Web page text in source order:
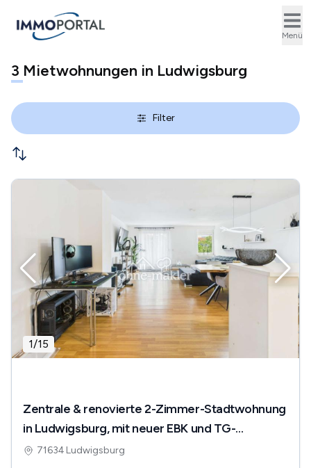
Menü
3 Mietwohnungen in Ludwigsburg
Filter
1/15
Zentrale & renovierte 2-Zimmer-Stadtwohnung
in Ludwigsburg, mit neuer EBK und TG-
Stellplatz!
71634 Ludwigsburg